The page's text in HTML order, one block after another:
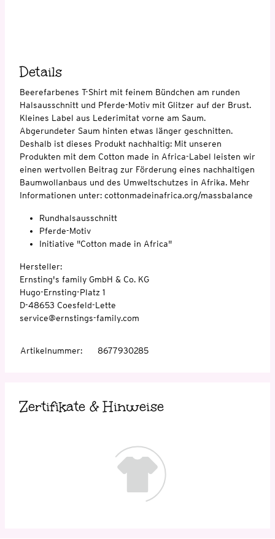
Details
Beerefarbenes T-Shirt mit feinem Bündchen am runden
Halsausschnitt und Pferde-Motiv mit Glitzer auf der Brust.
Kleines Label aus Lederimitat vorne am Saum.
Abgerundeter Saum hinten etwas länger geschnitten.
Deshalb ist dieses Produkt nachhaltig: Mit unseren
Produkten mit dem Cotton made in Africa-Label leisten wir
einen wertvollen Beitrag zur Förderung eines nachhaltigen
Baumwollanbaus und des Umweltschutzes in Afrika. Mehr
Informationen unter: cottonmadeinafrica.org/massbalance
Rundhalsausschnitt
Pferde-Motiv
Initiative "Cotton made in Africa"
Hersteller:
Ernsting's family GmbH & Co. KG
Hugo-Ernsting-Platz 1
D-48653 Coesfeld-Lette
service@ernstings-family.com
Artikelnummer: 8677930285
Zertifikate & Hinweise